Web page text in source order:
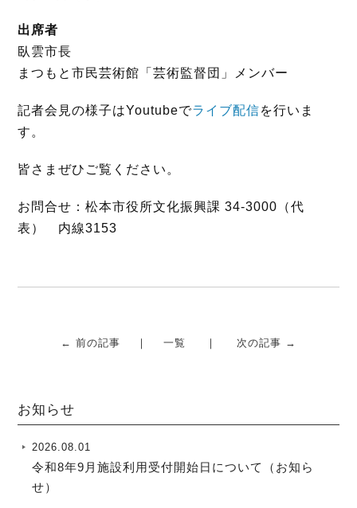
出席者
臥雲市長
まつもと市民芸術館「芸術監督団」メンバー
記者会見の様子はYoutubeでライブ配信を行いま
す。
皆さまぜひご覧ください。
お問合せ：松本市役所文化振興課 34-3000（代
表） 内線3153
← 前の記事 一覧 次の記事 →
お知らせ
2026.08.01
令和8年9月施設利用受付開始日について（お知ら
せ）